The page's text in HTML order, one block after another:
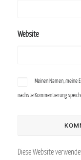
Website
Meinen Namen, meine
nächste Kommentierung
Diese Website